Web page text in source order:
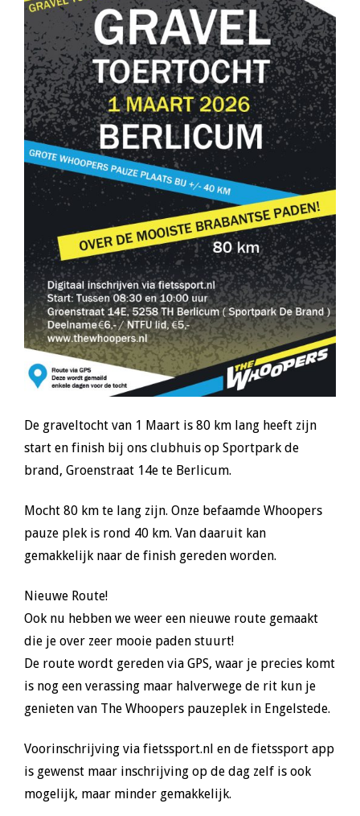
De graveltocht van 1 Maart is 80 km lang heeft zijn
start en finish bij ons clubhuis op Sportpark de
brand, Groenstraat 14e te Berlicum.
Mocht 80 km te lang zijn. Onze befaamde Whoopers
pauze plek is rond 40 km. Van daaruit kan
gemakkelijk naar de finish gereden worden.
Nieuwe Route!
Ook nu hebben we weer een nieuwe route gemaakt
die je over zeer mooie paden stuurt!
De route wordt gereden via GPS, waar je precies komt
is nog een verassing maar halverwege de rit kun je
genieten van The Whoopers pauzeplek in Engelstede.
Voorinschrijving via fietssport.nl en de fietssport app
is gewenst maar inschrijving op de dag zelf is ook
mogelijk, maar minder gemakkelijk.